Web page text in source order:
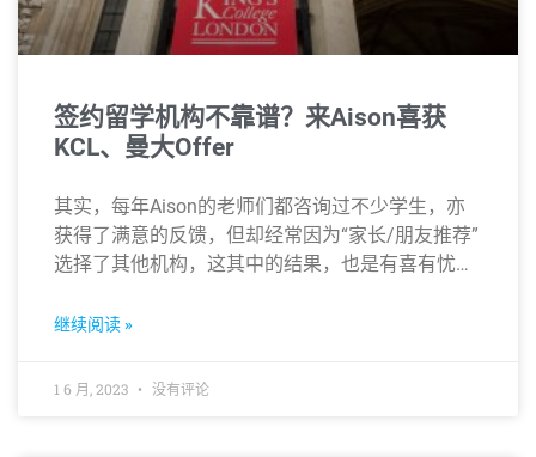
签约留学机构不靠谱？来Aison喜获
KCL、曼大Offer
其实，每年Aison的老师们都咨询过不少学生，亦
获得了满意的反馈，但却经常因为“家长/朋友推荐”
选择了其他机构，这其中的结果，也是有喜有忧…
继续阅读 »
1 6 月, 2023 没有评论